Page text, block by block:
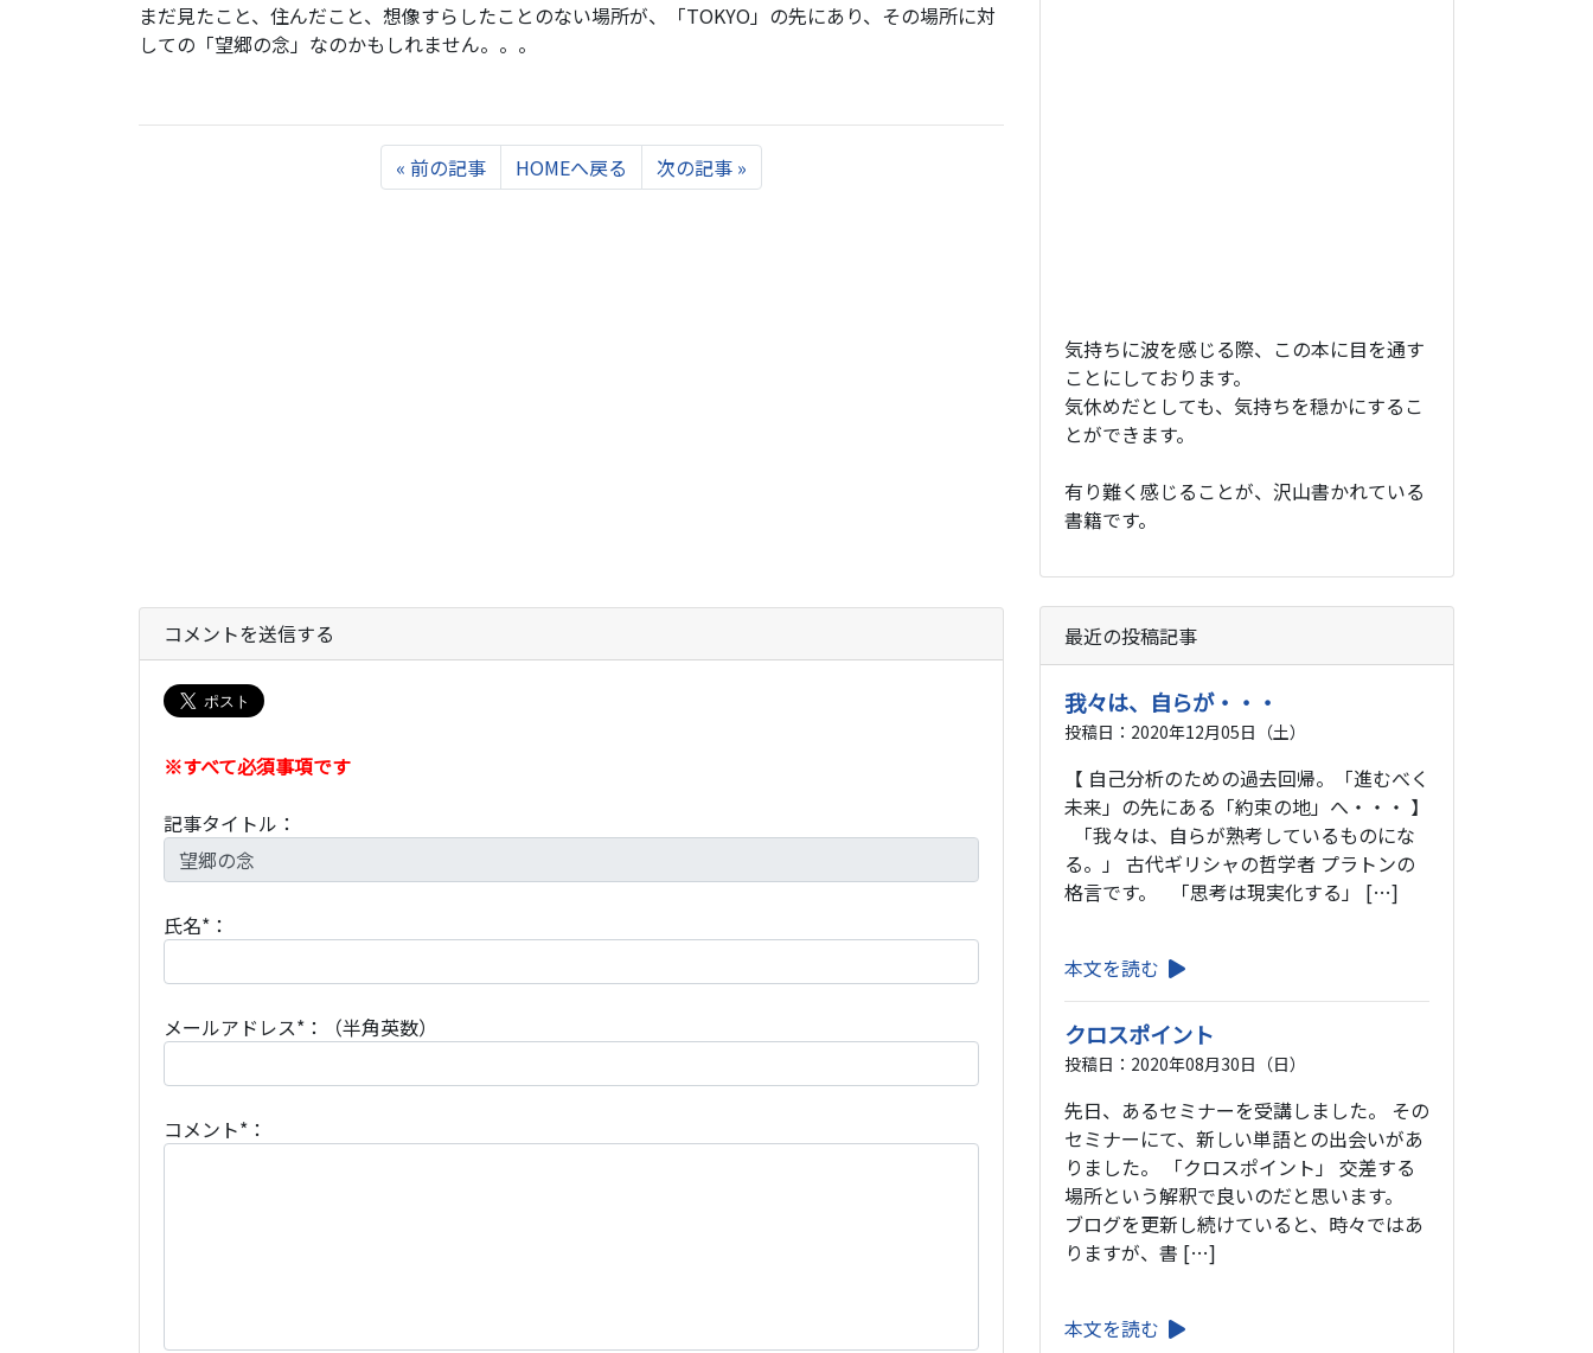
まだ見たこと、住んだこと、想像すらしたことのない場所が、「TOKYO」の先にあり、その場所に対
しての「望郷の念」なのかもしれません。。。
« Previous
前の記事 HOMEへ戻る 次の記事 »
コメントを送信する
※すべて必須事項です
記事タイトル：
氏名*：
メールアドレス*：（半角英数）
コメント*：
気持ちに波を感じる際、この本に目を通す
ことにしております。
気休めだとしても、気持ちを穏かにするこ
とができます。
有り難く感じることが、沢山書かれている
書籍です。
最近の投稿記事
我々は、自らが・・・
投稿日：2020年12月05日（土）
【 自己分析のための過去回帰。「進むべく
未来」の先にある「約束の地」へ・・・ 】
「我々は、自らが熟考しているものにな
る。」 古代ギリシャの哲学者 プラトンの
格言です。 「思考は現実化する」 […]
本文を読む
クロスポイント
投稿日：2020年08月30日（日）
先日、あるセミナーを受講しました。 その
セミナーにて、新しい単語との出会いがあ
りました。 「クロスポイント」 交差する
場所という解釈で良いのだと思います。
ブログを更新し続けていると、時々ではあ
りますが、書 […]
本文を読む